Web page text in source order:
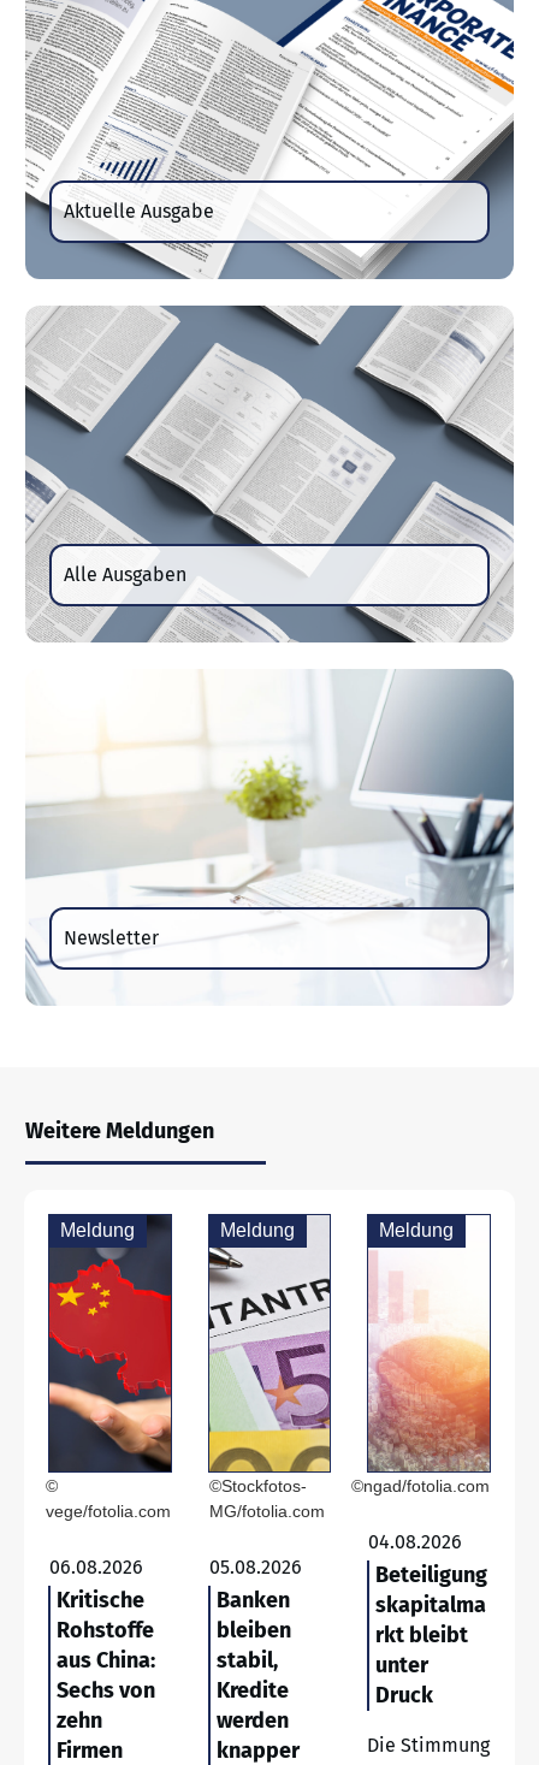
Aktuelle Ausgabe
Alle Ausgaben
Newsletter
Weitere Meldungen
Meldung
©
vege/fotolia.com
06.08.2026
Kritische
Rohstoffe
aus China:
Sechs von
zehn
Firmen
Meldung
©Stockfotos-
MG/fotolia.com
05.08.2026
Banken
bleiben
stabil,
Kredite
werden
knapper
Meldung
©ngad/fotolia.com
04.08.2026
Beteiligung
skapitalma
rkt bleibt
unter
Druck
Die Stimmung